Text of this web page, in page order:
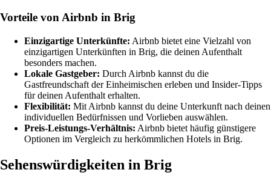
Vorteile von Airbnb in Brig
Einzigartige Unterkünfte: Airbnb bietet eine Vielzahl von
einzigartigen Unterkünften in Brig, die deinen Aufenthalt
besonders machen.
Lokale Gastgeber: Durch Airbnb kannst du die
Gastfreundschaft der Einheimischen erleben und Insider-Tipps
für deinen Aufenthalt erhalten.
Flexibilität: Mit Airbnb kannst du deine Unterkunft nach deinen
individuellen Bedürfnissen und Vorlieben auswählen.
Preis-Leistungs-Verhältnis: Airbnb bietet häufig günstigere
Optionen im Vergleich zu herkömmlichen Hotels in Brig.
Sehenswürdigkeiten in Brig